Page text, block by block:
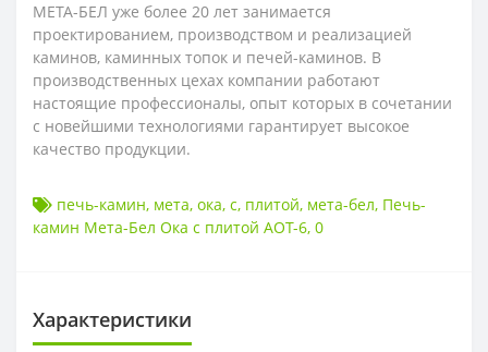
МЕТА-БЕЛ уже более 20 лет занимается
проектированием, производством и реализацией
каминов, каминных топок и печей-каминов. В
производственных цехах компании работают
настоящие профессионалы, опыт которых в сочетании
с новейшими технологиями гарантирует высокое
качество продукции.
печь-камин, мета, ока, с, плитой, мета-бел, Печь-
камин Мета-Бел Ока с плитой АОТ-6, 0
Характеристики